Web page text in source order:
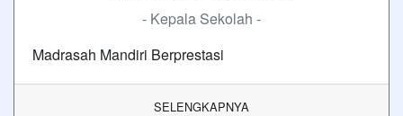
- Kepala Sekolah -
Madrasah Mandiri Berprestasi
SELENGKAPNYA